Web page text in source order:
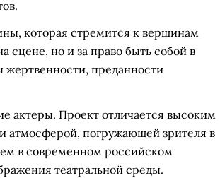
которая стремится к вершинам
сцене, но и за право быть собой в
преданности
актеры. Проект отличается высоким
атмосферой, погружающей зрителя в
в современном российском
театральной среды.